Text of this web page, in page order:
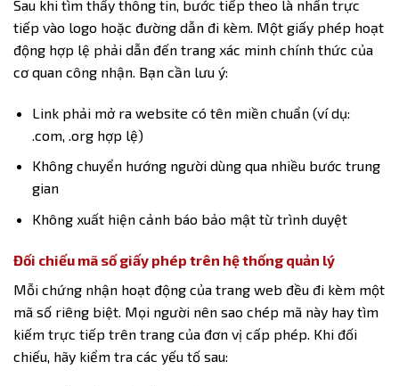
Sau khi tìm thấy thông tin, bước tiếp theo là nhấn trực
tiếp vào logo hoặc đường dẫn đi kèm. Một giấy phép hoạt
động hợp lệ phải dẫn đến trang xác minh chính thức của
cơ quan công nhận. Bạn cần lưu ý:
Link phải mở ra website có tên miền chuẩn (ví dụ:
.com, .org hợp lệ)
Không chuyển hướng người dùng qua nhiều bước trung
gian
Không xuất hiện cảnh báo bảo mật từ trình duyệt
Đối chiếu mã số giấy phép trên hệ thống quản lý
Mỗi chứng nhận hoạt động của trang web đều đi kèm một
mã số riêng biệt. Mọi người nên sao chép mã này hay tìm
kiếm trực tiếp trên trang của đơn vị cấp phép. Khi đối
chiếu, hãy kiểm tra các yếu tố sau: